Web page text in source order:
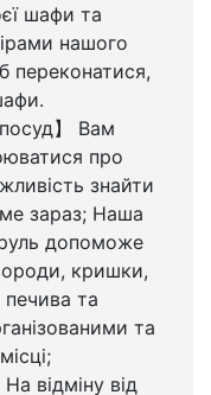
шафи та
нашого
переконатися,
】 Вам
про
знайти
зараз; Наша
допоможе
кришки,
та
та
На відміну від